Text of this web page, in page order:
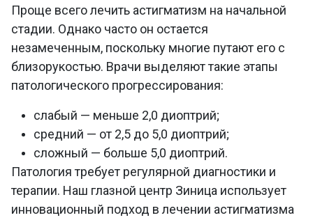
Проще всего лечить астигматизм на начальной
стадии. Однако часто он остается
незамеченным, поскольку многие путают его с
близорукостью. Врачи выделяют такие этапы
патологического прогрессирования:
слабый — меньше 2,0 диоптрий;
средний — от 2,5 до 5,0 диоптрий;
сложный — больше 5,0 диоптрий.
Патология требует регулярной диагностики и
терапии. Наш глазной центр Зиница использует
инновационный подход в лечении астигматизма